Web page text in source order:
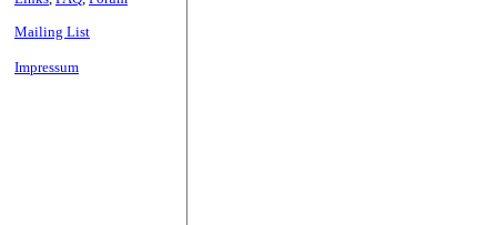
Mailing List
Impressum